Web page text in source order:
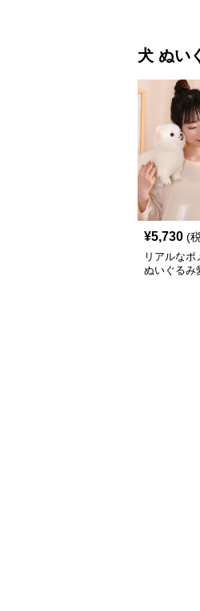
犬 ぬい
¥5,730 (
リアルなポ
ぬいぐるみ